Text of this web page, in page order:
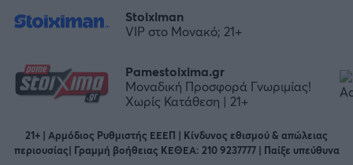
Stoiximan
VIP στο Μονακό; 21+
Pamestoixima.gr
Μοναδική Προσφορά Γνωριμίας!
Χωρίς Κατάθεση | 21+
21+ | Αρμόδιος Ρυθμιστής ΕΕΕΠ | Κίνδυνος εθισμού & απώλειας
περιουσίας| Γραμμή βοήθειας ΚΕΘΕΑ: 210 9237777 | Παίξε υπεύθυνα